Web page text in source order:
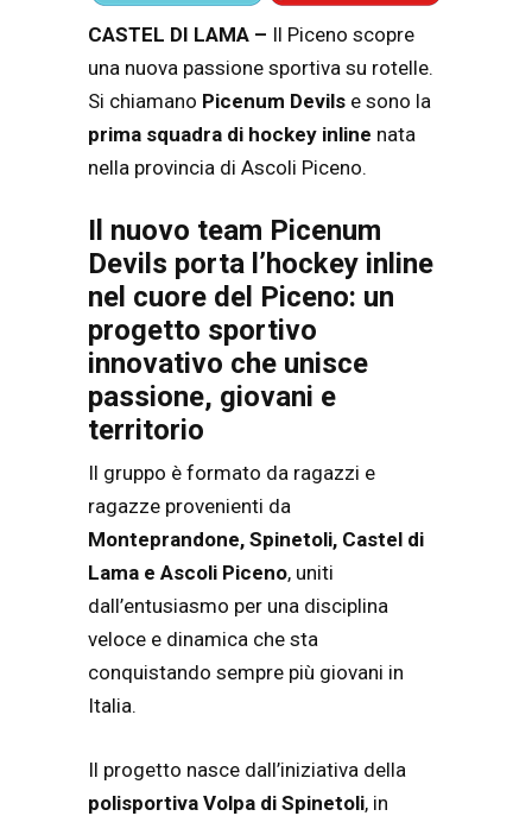
CASTEL DI LAMA – Il Piceno scopre
una nuova passione sportiva su rotelle.
Si chiamano Picenum Devils e sono la
prima squadra di hockey inline nata
nella provincia di Ascoli Piceno.
Il nuovo team Picenum
Devils porta l’hockey inline
nel cuore del Piceno: un
progetto sportivo
innovativo che unisce
passione, giovani e
territorio
Il gruppo è formato da ragazzi e
ragazze provenienti da
Monteprandone, Spinetoli, Castel di
Lama e Ascoli Piceno, uniti
dall’entusiasmo per una disciplina
veloce e dinamica che sta
conquistando sempre più giovani in
Italia.
Il progetto nasce dall’iniziativa della
polisportiva Volpa di Spinetoli, in